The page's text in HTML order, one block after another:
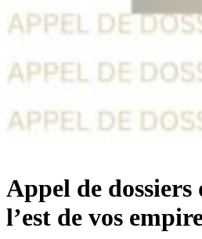
Appel de
l’est de vos